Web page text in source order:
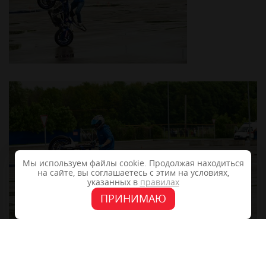
Мы используем файлы cookie. Продолжая находиться
на сайте, вы соглашаетесь с этим на условиях,
указанных в правилах
ПРИНИМАЮ